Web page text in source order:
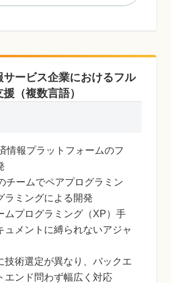
ービス企業におけるフル
（複数言語）
情報プラットフォームのフ
チームでペアプログラミン
ラミングによる開発
ムプログラミング（XP）手
ュメントに縛られないアジャ
技術選定が異なり、バックエ
エンド問わず幅広く対応